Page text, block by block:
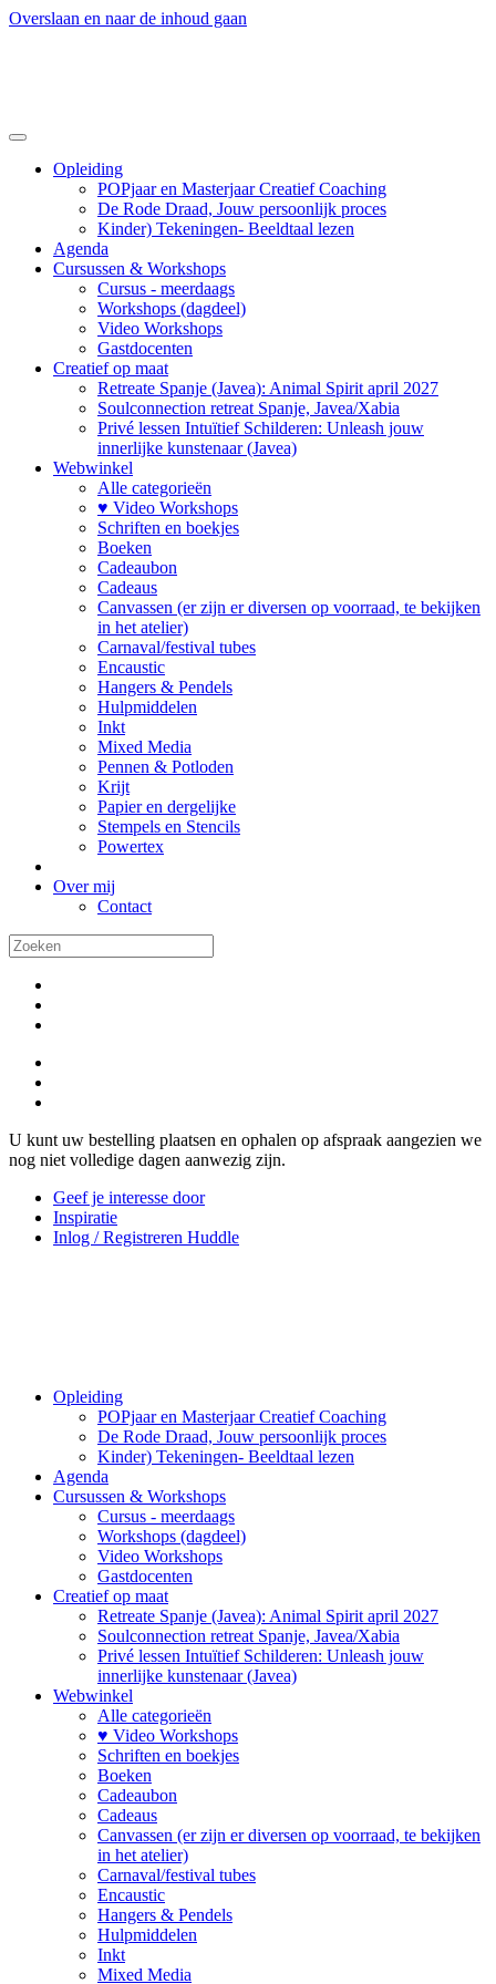
Overslaan en naar de inhoud gaan
Opleiding
POPjaar en Masterjaar Creatief Coaching
De Rode Draad, Jouw persoonlijk proces
Kinder) Tekeningen- Beeldtaal lezen
Agenda
Cursussen & Workshops
Cursus - meerdaags
Workshops (dagdeel)
Video Workshops
Gastdocenten
Creatief op maat
Retreate Spanje (Javea): Animal Spirit april 2027
Soulconnection retreat Spanje, Javea/Xabia
Privé lessen Intuïtief Schilderen: Unleash jouw
innerlijke kunstenaar (Javea)
Webwinkel
Alle categorieën
♥ Video Workshops
Schriften en boekjes
Boeken
Cadeaubon
Cadeaus
Canvassen (er zijn er diversen op voorraad, te bekijken
in het atelier)
Carnaval/festival tubes
Encaustic
Hangers & Pendels
Hulpmiddelen
Inkt
Mixed Media
Pennen & Potloden
Krijt
Papier en dergelijke
Stempels en Stencils
Powertex
Over mij
Contact
U kunt uw bestelling plaatsen en ophalen op afspraak aangezien we
nog niet volledige dagen aanwezig zijn.
Geef je interesse door
Inspiratie
Inlog / Registreren Huddle
Opleiding
POPjaar en Masterjaar Creatief Coaching
De Rode Draad, Jouw persoonlijk proces
Kinder) Tekeningen- Beeldtaal lezen
Agenda
Cursussen & Workshops
Cursus - meerdaags
Workshops (dagdeel)
Video Workshops
Gastdocenten
Creatief op maat
Retreate Spanje (Javea): Animal Spirit april 2027
Soulconnection retreat Spanje, Javea/Xabia
Privé lessen Intuïtief Schilderen: Unleash jouw
innerlijke kunstenaar (Javea)
Webwinkel
Alle categorieën
♥ Video Workshops
Schriften en boekjes
Boeken
Cadeaubon
Cadeaus
Canvassen (er zijn er diversen op voorraad, te bekijken
in het atelier)
Carnaval/festival tubes
Encaustic
Hangers & Pendels
Hulpmiddelen
Inkt
Mixed Media